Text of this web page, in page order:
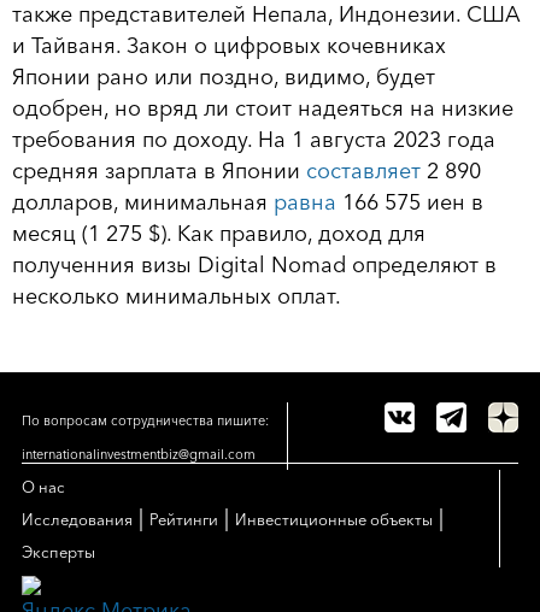
также представителей Непала, Индонезии. США
и Тайваня. Закон о цифровых кочевниках
Японии рано или поздно, видимо, будет
одобрен, но вряд ли стоит надеяться на низкие
требования по доходу. На 1 августа 2023 года
средняя зарплата в Японии составляет 2 890
долларов, минимальная равна 166 575 иен в
месяц (1 275 $). Как правило, доход для
полученния визы Digital Nomad определяют в
несколько минимальных оплат.
По вопросам сотрудничества пишите:
internationalinvestmentbiz@gmail.com
О нас
Исследования
Рейтинги Инвестиционные объекты
Эксперты